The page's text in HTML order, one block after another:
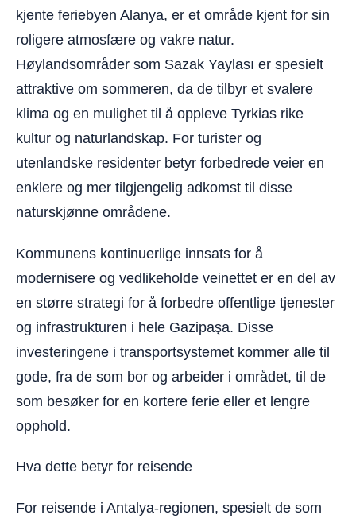
kjente feriebyen Alanya, er et område kjent for sin
roligere atmosfære og vakre natur.
Høylandsområder som Sazak Yaylası er spesielt
attraktive om sommeren, da de tilbyr et svalere
klima og en mulighet til å oppleve Tyrkias rike
kultur og naturlandskap. For turister og
utenlandske residenter betyr forbedrede veier en
enklere og mer tilgjengelig adkomst til disse
naturskjønne områdene.
Kommunens kontinuerlige innsats for å
modernisere og vedlikeholde veinettet er en del av
en større strategi for å forbedre offentlige tjenester
og infrastrukturen i hele Gazipaşa. Disse
investeringene i transportsystemet kommer alle til
gode, fra de som bor og arbeider i området, til de
som besøker for en kortere ferie eller et lengre
opphold.
Hva dette betyr for reisende
For reisende i Antalya-regionen, spesielt de som